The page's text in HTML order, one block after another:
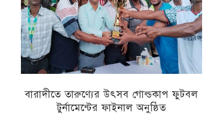
বারাদীতে তারুণ্যের উৎসব গোল্ডকাপ ফুটবল
টুর্নামেন্টের ফাইনাল অনুষ্ঠিত